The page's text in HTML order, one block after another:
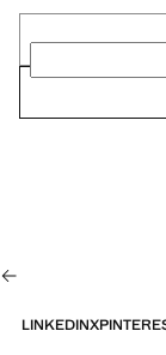
X
LINKEDIN